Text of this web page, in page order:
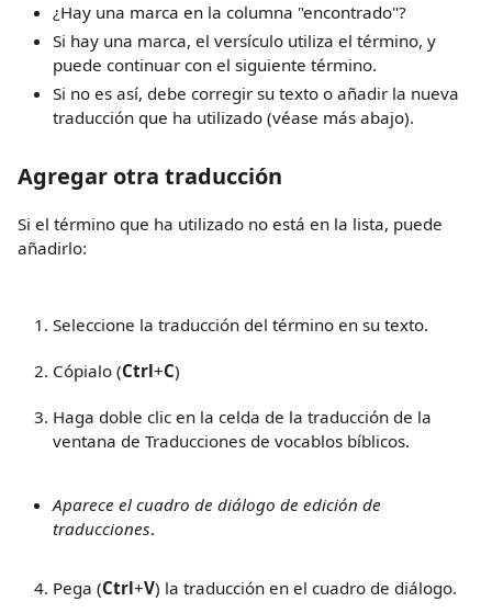
¿Hay una marca en la columna "encontrado"?
Si hay una marca, el versículo utiliza el término, y
puede continuar con el siguiente término.
Si no es así, debe corregir su texto o añadir la nueva
traducción que ha utilizado (véase más abajo).
Agregar otra traducción
Si el término que ha utilizado no está en la lista, puede
añadirlo:
Seleccione la traducción del término en su texto.
Cópialo (Ctrl+C)
Haga doble clic en la celda de la traducción de la
ventana de Traducciones de vocablos bíblicos.
Aparece el cuadro de diálogo de edición de
traducciones.
Pega (Ctrl+V) la traducción en el cuadro de diálogo.